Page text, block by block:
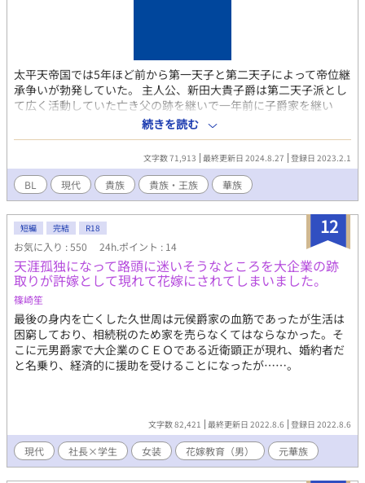
太平天帝国では5年ほど前から第一天子と第二天子によって帝位継
承争いが勃発していた。 主人公、新田大貴子爵は第二天子派とし
て広く活動していた亡き父の跡を継いで一年前に子爵家を継い
だ。しかし、フィラデルフィア合衆国との講和条約を取り付けた
第一天子の功績が認められ次期帝位継承者は第一天子となり、派
閥争いに負けた第二天子派は継承順位を下げられ、それに付き従
った者の中には爵位剥奪のうえ、帝都江流波から追放された華族
もいた そして大貴もその例に漏れず、邸宅にて謹慎を申し付けら
れ現在は華族用の豪華な護送車で大天族の居城へと向かっていた
即位したての政権が安定していない君主と没落寸前の血筋だけは
立派な純血華族の複雑な結婚事情を描いた物語
続きを読む
文字数 71,913 最終更新日 2024.8.27 登録日 2023.2.1
BL 現代 貴族 貴族・王族 華族
12
短編 完結 R18
お気に入り : 550 24h.ポイント : 14
天涯孤独になって路頭に迷いそうなところを大企業の跡
取りが許嫁として現れて花嫁にされてしまいました。
篠崎笙
最後の身内を亡くした久世周は元侯爵家の血筋であったが生活は
困窮しており、相続税のため家を売らなくてはならなかった。そ
こに元男爵家で大企業のＣＥＯである近衛顕正が現れ、婚約者だ
と名乗り、経済的に援助を受けることになったが……。
文字数 82,421 最終更新日 2022.8.6 登録日 2022.8.6
現代 社長×学生 女装 花嫁教育（男） 元華族